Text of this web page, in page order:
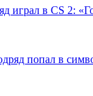
играл в CS 2:
попал в